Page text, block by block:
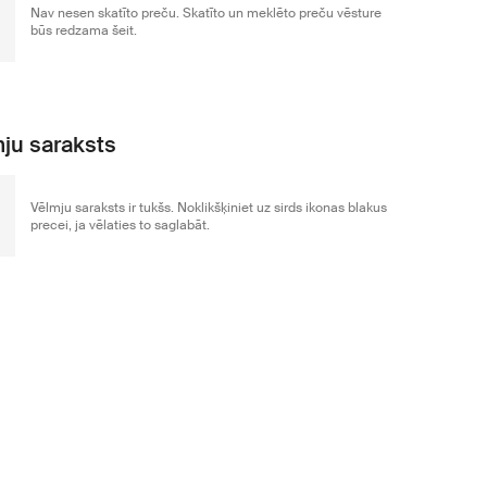
Nav nesen skatīto preču. Skatīto un meklēto preču vēsture
būs redzama šeit.
saraksts
Vēlmju saraksts ir tukšs. Noklikšķiniet uz sirds ikonas blakus
precei, ja vēlaties to saglabāt.